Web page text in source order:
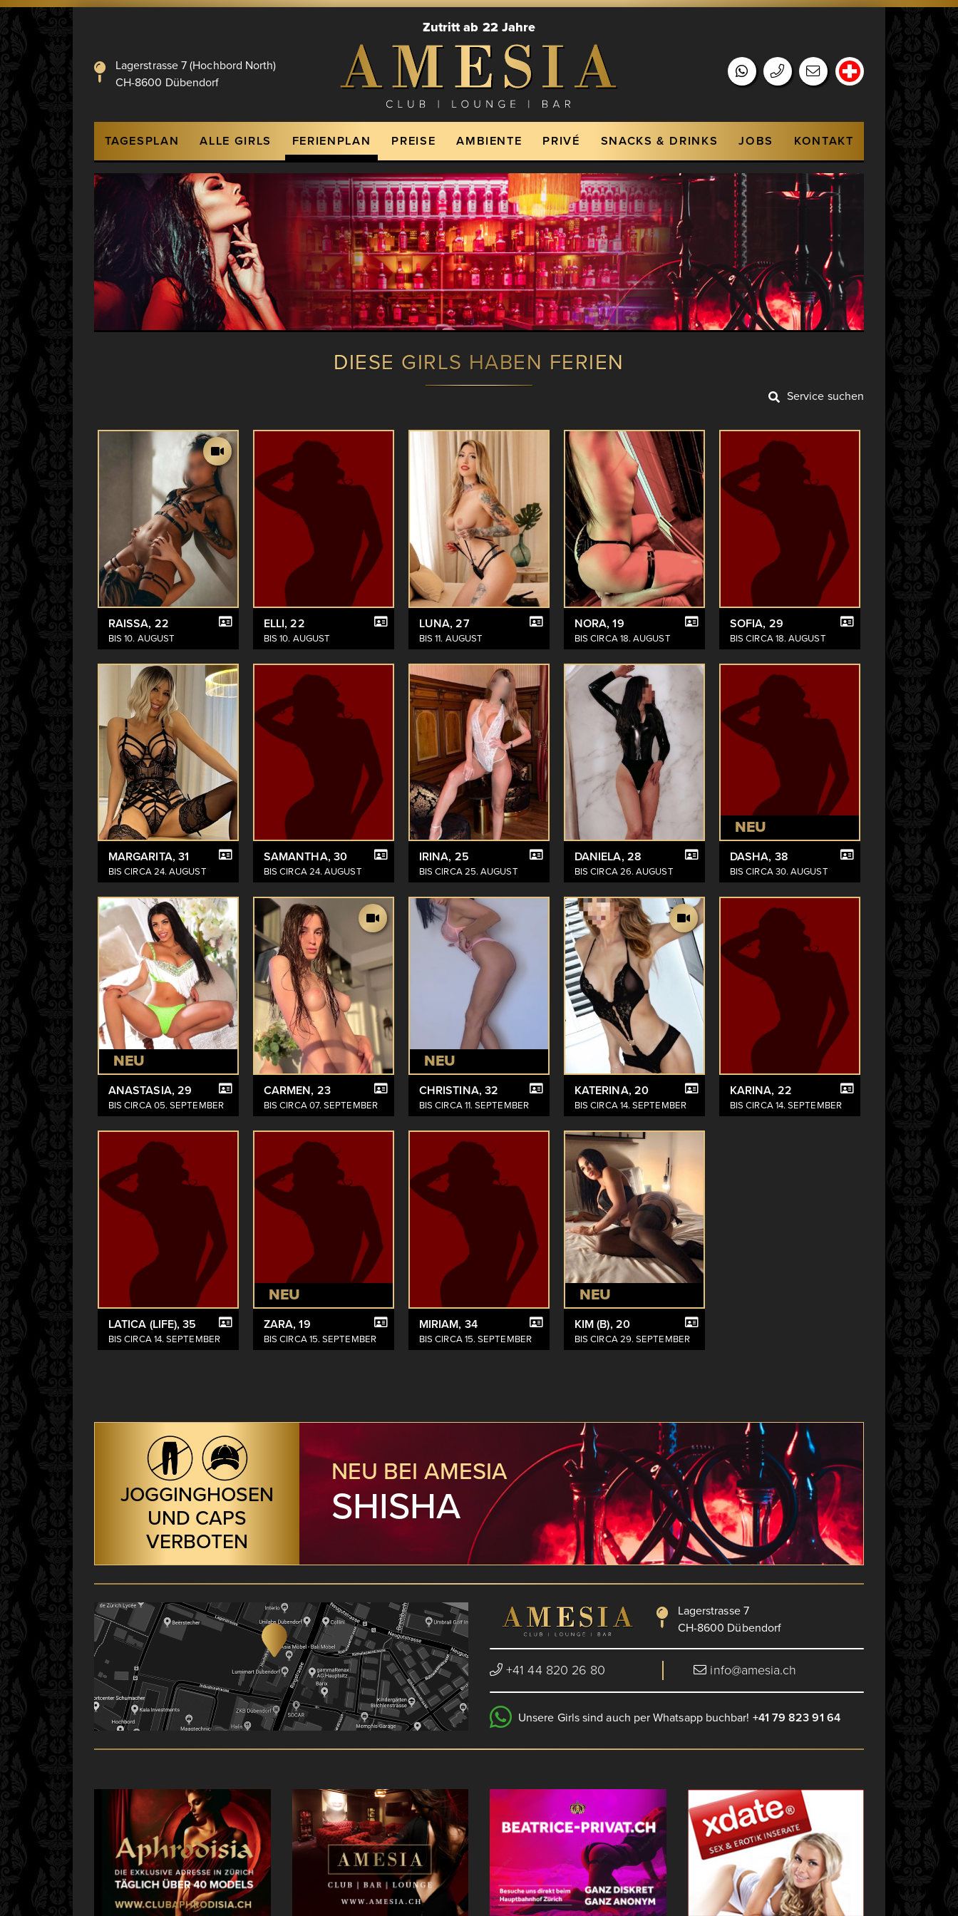
Lagerstrasse 7 (Hochbord North)
CH-8600 Dübendorf
Zutritt ab 22 Jahre
Hauptnavigation
TAGESPLAN ALLE GIRLS FERIENPLAN PREISE AMBIENTE PRIVÉ SNACKS & DRINKS JOBS KONTAKT
DIESE GIRLS HABEN FERIEN
Service suchen
RAISSA, 22
BIS 10. AUGUST
ELLI, 22
BIS 10. AUGUST
LUNA, 27
BIS 11. AUGUST
NORA, 19
BIS CIRCA 18. AUGUST
SOFIA, 29
BIS CIRCA 18. AUGUST
MARGARITA, 31
BIS CIRCA 24. AUGUST
SAMANTHA, 30
BIS CIRCA 24. AUGUST
IRINA, 25
BIS CIRCA 25. AUGUST
DANIELA, 28
BIS CIRCA 26. AUGUST
NEU
DASHA, 38
BIS CIRCA 30. AUGUST
NEU
ANASTASIA, 29
BIS CIRCA 05. SEPTEMBER
CARMEN, 23
BIS CIRCA 07. SEPTEMBER
NEU
CHRISTINA, 32
BIS CIRCA 11. SEPTEMBER
KATERINA, 20
BIS CIRCA 14. SEPTEMBER
KARINA, 22
BIS CIRCA 14. SEPTEMBER
LATICA (LIFE), 35
BIS CIRCA 14. SEPTEMBER
NEU
ZARA, 19
BIS CIRCA 15. SEPTEMBER
MIRIAM, 34
BIS CIRCA 15. SEPTEMBER
NEU
KIM (B), 20
BIS CIRCA 29. SEPTEMBER
JOGGINGHOSEN
UND CAPS
VERBOTEN
NEU BEI AMESIA
SHISHA
Lagerstrasse 7
CH-8600 Dübendorf
+41 44 820 26 80 info@amesia.ch
Unsere Girls sind auch per Whatsapp buchbar! +41 79 823 91 64